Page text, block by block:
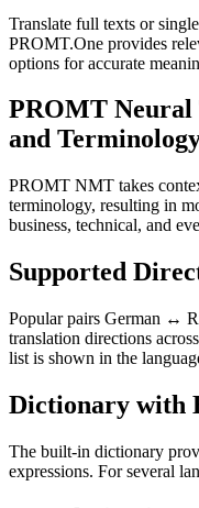
Translate full texts or
PROMT.One provides
options for accurate
PROMT Neural
and
PROMT NMT takes
terminology, resulting in
business, technical, and
Supported
Popular pairs German ↔
translation directions
list is shown in the
Dictionary with
The built-in dictionary
expressions. For several